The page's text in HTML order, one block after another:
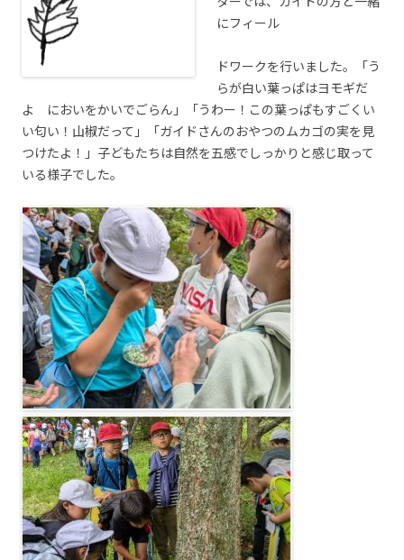
にフィール
ドワークを行いました。「う
らが白い葉っぱはヨモギだ
よ においをかいでごらん」「うわー！この葉っぱもすごくい
い匂い！山椒だって」「ガイドさんのおやつのムカゴの実を見
つけたよ！」子どもたちは自然を五感でしっかりと感じ取って
いる様子でした。